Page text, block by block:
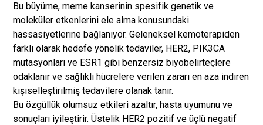
Bu büyüme, meme kanserinin spesifik genetik ve
moleküler etkenlerini ele alma konusundaki
hassasiyetlerine bağlanıyor. Geleneksel kemoterapiden
farklı olarak hedefe yönelik tedaviler, HER2, PIK3CA
mutasyonları ve ESR1 gibi benzersiz biyobelirteçlere
odaklanır ve sağlıklı hücrelere verilen zararı en aza indiren
kişiselleştirilmiş tedavilere olanak tanır.
Bu özgüllük olumsuz etkileri azaltır, hasta uyumunu ve
sonuçları iyileştirir. Üstelik HER2 pozitif ve üçlü negatif